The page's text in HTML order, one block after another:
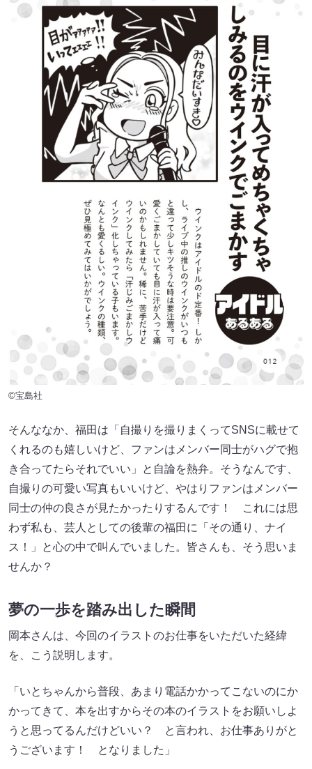
©宝島社
そんななか、福田は「自撮りを撮りまくってSNSに載せて
くれるのも嬉しいけど、ファンはメンバー同士がハグで抱
き合ってたらそれでいい」と自論を熱弁。そうなんです、
自撮りの可愛い写真もいいけど、やはりファンはメンバー
同士の仲の良さが見たかったりするんです！ これには思
わず私も、芸人としての後輩の福田に「その通り、ナイ
ス！」と心の中で叫んでいました。皆さんも、そう思いま
せんか？
夢の一歩を踏み出した瞬間
岡本さんは、今回のイラストのお仕事をいただいた経緯
を、こう説明します。
「いとちゃんから普段、あまり電話かかってこないのにか
かってきて、本を出すからその本のイラストをお願いしよ
うと思ってるんだけどいい？ と言われ、お仕事ありがと
うございます！ となりました」